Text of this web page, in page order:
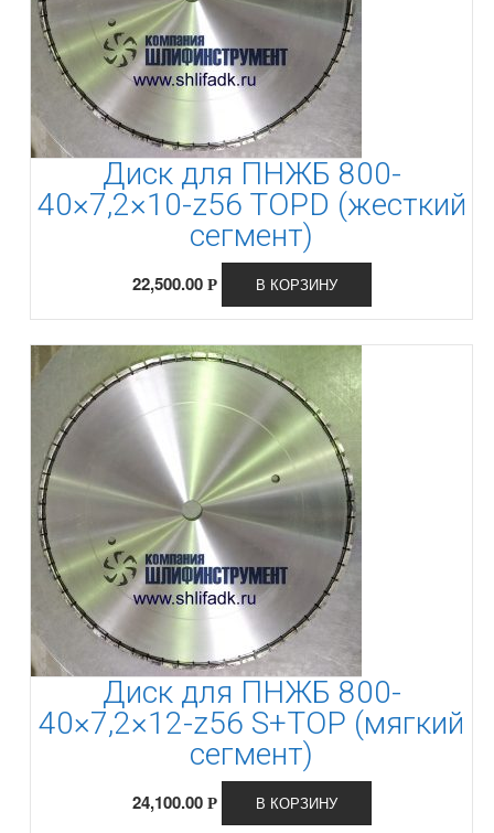
Диск для ПНЖБ 800-
40×7,2×10-z56 TOPD (жесткий
сегмент)
22,500.00 Р В КОРЗИНУ
Диск для ПНЖБ 800-
40×7,2×12-z56 S+TOP (мягкий
сегмент)
24,100.00 Р В КОРЗИНУ